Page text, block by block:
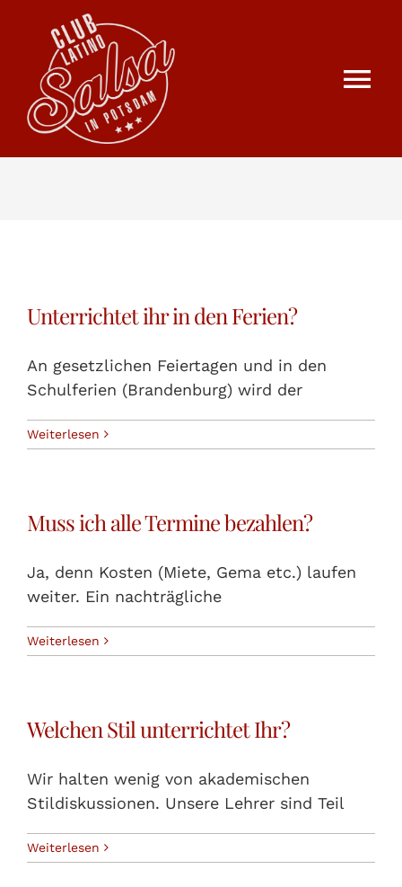
springen
HOME
ÜBER UNS
BLOG
KONTAKT
FAQ
Unterrichtet ihr in den Ferien?
An gesetzlichen Feiertagen und in den
Schulferien (Brandenburg) wird der
Weiterlesen
Muss ich alle Termine bezahlen?
Ja, denn Kosten (Miete, Gema etc.) laufen
weiter. Ein nachträgliche
Weiterlesen
Welchen Stil unterrichtet Ihr?
Wir halten wenig von akademischen
Stildiskussionen. Unsere Lehrer sind Teil
Weiterlesen